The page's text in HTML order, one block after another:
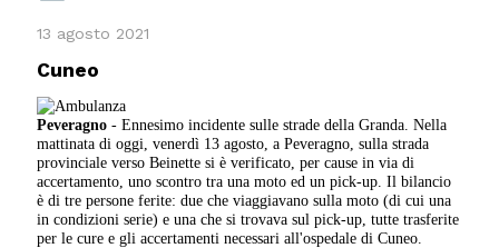
13 agosto 2021
Cuneo
Peveragno - Ennesimo incidente sulle strade della Granda. Nella
mattinata di oggi, venerdì 13 agosto, a Peveragno, sulla strada
provinciale verso Beinette si è verificato, per cause in via di
accertamento, uno scontro tra una moto ed un pick-up. Il bilancio
è di tre persone ferite: due che viaggiavano sulla moto (di cui una
in condizioni serie) e una che si trovava sul pick-up, tutte trasferite
per le cure e gli accertamenti necessari all'ospedale di Cuneo.